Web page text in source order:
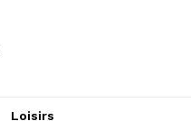
Loisirs